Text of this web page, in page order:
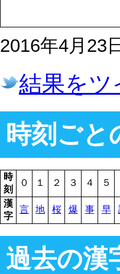
2016年4月
結果をツ
時刻ごと
時
刻
０ １ ２ ３ ４ ５
漢
字
言 地 桜 爆 事 早
過去の漢